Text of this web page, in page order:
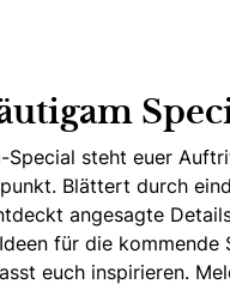
Special steht euer
Blättert durch
angesagte
für die kommende
euch inspirieren.